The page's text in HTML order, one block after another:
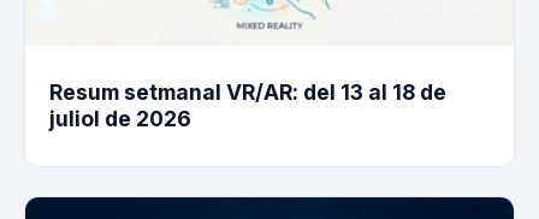
Resum setmanal VR/AR: del 13 al 18 de
juliol de 2026